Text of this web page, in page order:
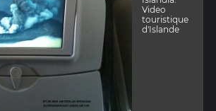
Video
touristique
d'Islande